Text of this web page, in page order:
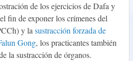
de los ejercicios de Dafa y
fin de exponer los crímenes del
y lasustracción forzada de
Gong, los practicantes también
la sustracción de órganos.